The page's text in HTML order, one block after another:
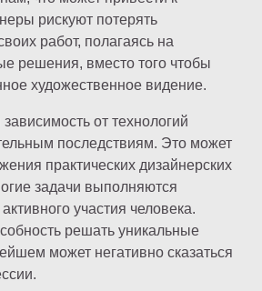
рискуют потерять
работ, полагаясь на
решения, вместо того чтобы
художественное видение.
от технологий
последствиям. Это может
практических дизайнерских
задачи выполняются
участия человека.
решать уникальные
может негативно сказаться